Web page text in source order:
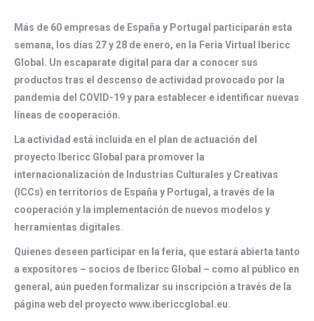
Más de 60 empresas de España y Portugal participarán esta
semana, los días 27 y 28 de enero, en la Feria Virtual Ibericc
Global. Un escaparate digital para dar a conocer sus
productos tras el descenso de actividad provocado por la
pandemia del COVID-19 y para establecer e identificar nuevas
líneas de cooperación.
La actividad está incluida en el plan de actuación del
proyecto Ibericc Global para promover la
internacionalización de Industrias Culturales y Creativas
(ICCs) en territorios de España y Portugal, a través de la
cooperación y la implementación de nuevos modelos y
herramientas digitales.
Quienes deseen participar en la feria, que estará abierta tanto
a expositores – socios de Ibericc Global – como al público en
general, aún pueden formalizar su inscripción a través de la
página web del proyecto www.ibericcglobal.eu.